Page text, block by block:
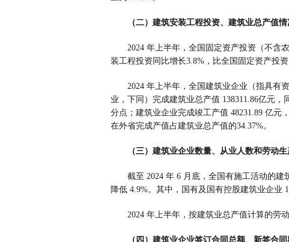
（二）建筑安装工程投资、建筑业总产值情
2024 年上半年，全国固定资产投资（不含
装工程投资同比增长3.8%，比全国固定资产投
2024 年上半年，全国建筑业企业（指具有
业，下同）完成建筑业总产值 138311.86亿元
分点；建筑业企业完成竣工产值 48231.89 亿元
在外省完成产值占建筑业总产值的34.37%。
（三）建筑业企业数量、从业人数和劳动
截至 2024 年 6 月底，全国有施工活动的建
降低 4.9%。其中，国有及国有控股建筑业企业
2024 年上半年，按建筑业总产值计算的劳
（四）建筑业企业签订合同总额、新签合